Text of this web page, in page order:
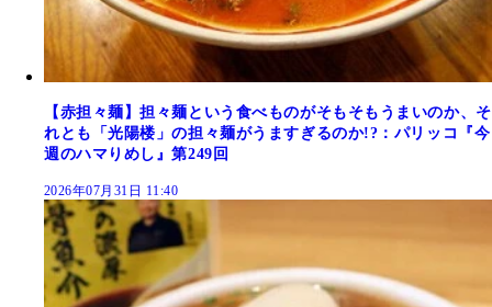
【赤担々麺】担々麺という食べものがそもそもうまいのか、そ
れとも「光陽楼」の担々麺がうますぎるのか!?：パリッコ『今
週のハマりめし』第249回
2026年07月31日 11:40